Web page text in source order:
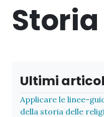
Storia
Ultimi
Applicare le linee-
della storia delle